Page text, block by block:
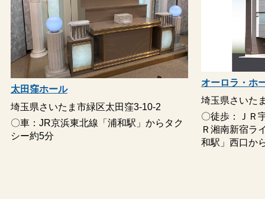
遺影 遺影写真（カラー）
葬儀用品
焼香用具・白木位牌を用意して
おります
葬儀社指定の骨壺が含まれます
供花・供物 果物（バスケット）・盛菓子
受付セット 受付セットを用意しております
戒名・お布施・花盆・遺影写真
など、お気軽にお申し付けくだ
太田窪ホール
埼玉県さいたま市緑区太田窪3-10-2
〇車：JR京浜東北線「浦和駅」からタク
シー約5分
オーロラ・ホ
埼玉県さいた
〇徒歩：ＪＲ
Ｒ湘南新宿ラ
和駅」西口か